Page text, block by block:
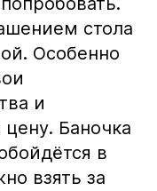
стола
Особенно
и
Баночка
в
взять за